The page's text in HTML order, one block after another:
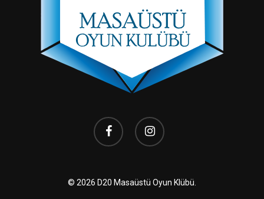
facebook instagram
© 2026 D20 Masaüstü Oyun Klübü.